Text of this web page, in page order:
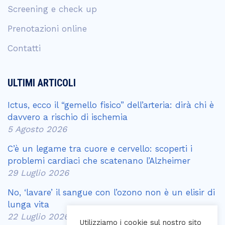
Screening e check up
Prenotazioni online
Contatti
ULTIMI ARTICOLI
Ictus, ecco il “gemello fisico” dell’arteria: dirà chi è
davvero a rischio di ischemia
5 Agosto 2026
C’è un legame tra cuore e cervello: scoperti i
problemi cardiaci che scatenano l’Alzheimer
29 Luglio 2026
No, ‘lavare’ il sangue con l’ozono non è un elisir di
lunga vita
22 Luglio 2026
Utilizziamo i cookie sul nostro sito